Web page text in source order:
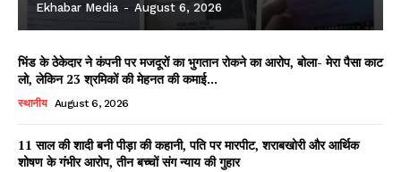
Ekhabar Media - August 6, 2026
भिंड के ठेकेदार ने कंपनी पर मजदूरों का भुगतान रोकने का आरोप, बोला- मेरा पैसा काट
लो, लेकिन 23 श्रमिकों की मेहनत की कमाई...
स्थानीय August 6, 2026
11 साल की शादी बनी पीड़ा की कहानी, पति पर मारपीट, शराबखोरी और आर्थिक
शोषण के गंभीर आरोप, तीन बच्चों संग न्याय की गुहार